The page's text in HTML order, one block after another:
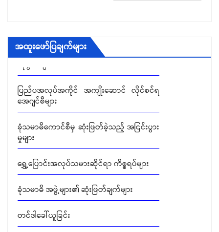
အထူးဖော်ပြချက်များ
ပြည်တွင်းအလုပ်အကိုင်ရှာဖွေရေးလိုင်စင်ရ
ကုမ္ပဏီများ
ပြည်ပအလုပ်အကိုင် အကျိုးဆောင် လိုင်စင်ရ
အေဂျင်စီများ
ခုံသမာဓိကောင်စီမှ ဆုံးဖြတ်ခဲ့သည့် အငြင်းပွား
မှုများ
ရွှေ့ပြောင်းအလုပ်သမားဆိုင်ရာ ကိစ္စရပ်များ
ခုံသမာဓိ အဖွဲ့များ၏ ဆုံးဖြတ်ချက်များ
တင်ဒါခေါ်ယူခြင်း